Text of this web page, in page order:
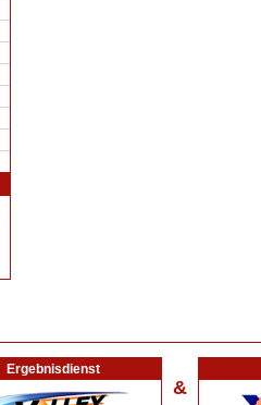
Ergebnisdienst
&